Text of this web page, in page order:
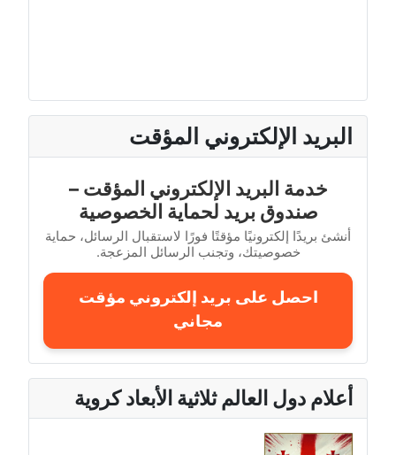
البريد الإلكتروني المؤقت
خدمة البريد الإلكتروني المؤقت –
صندوق بريد لحماية الخصوصية
أنشئ بريدًا إلكترونيًا مؤقتًا فورًا لاستقبال الرسائل، حماية
خصوصيتك، وتجنب الرسائل المزعجة.
احصل على بريد إلكتروني مؤقت
مجاني
أعلام دول العالم ثلاثية الأبعاد كروية